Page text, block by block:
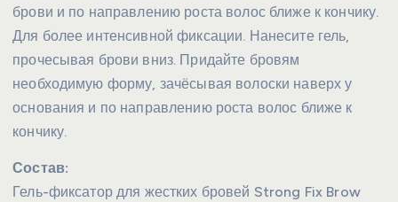
брови и по направлению роста волос ближе к кончику.
Для более интенсивной фиксации. Нанесите гель,
прочесывая брови вниз. Придайте бровям
необходимую форму, зачёсывая волоски наверх у
основания и по направлению роста волос ближе к
кончику.
Состав:
Гель-фиксатор для жестких бровей Strong Fix Brow